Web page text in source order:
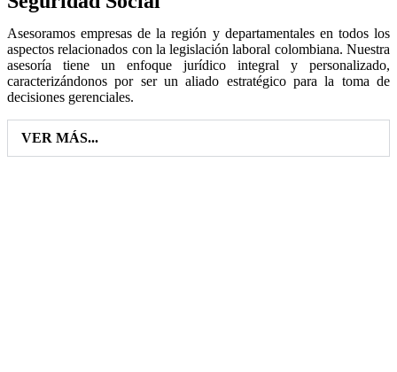
Asesoramos empresas de la región y departamentales en todos los
aspectos relacionados con la legislación laboral colombiana. Nuestra
asesoría tiene un enfoque jurídico integral y personalizado,
caracterizándonos por ser un aliado estratégico para la toma de
decisiones gerenciales.
VER MÁS...